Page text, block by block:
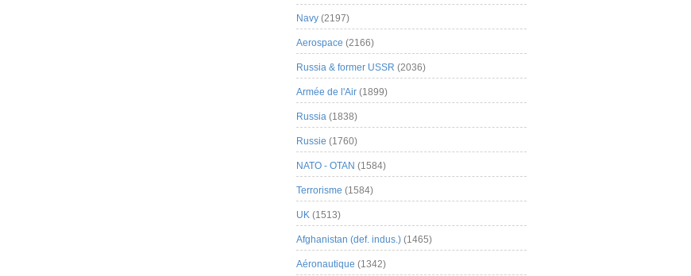
Navy (2197)
Aerospace (2166)
Russia & former USSR (2036)
Armée de l'Air (1899)
Russia (1838)
Russie (1760)
NATO - OTAN (1584)
Terrorisme (1584)
UK (1513)
Afghanistan (def. indus.) (1465)
Aéronautique (1342)